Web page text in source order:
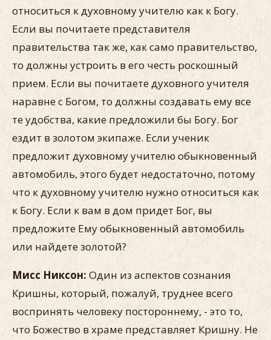
относиться к духовному учителю как к Богу.
Если вы почитаете представителя
правительства так же, как само правительство,
то должны устроить в его честь роскошный
прием. Если вы почитаете духовного учителя
наравне с Богом, то должны создавать ему все
те удобства, какие предложили бы Богу. Бог
ездит в золотом экипаже. Если ученик
предложит духовному учителю обыкновенный
автомобиль, этого будет недостаточно, потому
что к духовному учителю нужно относиться как
к Богу. Если к вам в дом придет Бог, вы
предложите Ему обыкновенный автомобиль
или найдете золотой?
Мисс Никсон: Один из аспектов сознания
Кришны, который, пожалуй, труднее всего
воспринять человеку постороннему, - это то,
что Божество в храме представляет Кришну. Не